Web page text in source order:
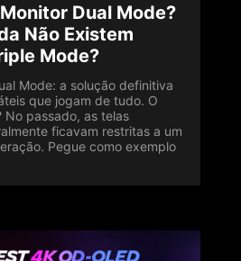
Dual Mode?
Não Existem
Mode?
Mode: a solução definitiva
que jogam de tudo. O
No passado, as telas
ficavam restritas a um
Pegue como exemplo